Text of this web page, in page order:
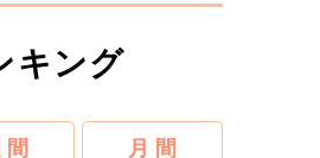
キング
間 月 間